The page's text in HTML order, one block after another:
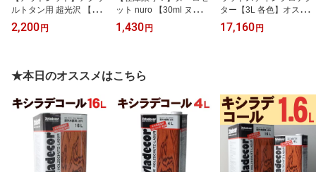
ルトタン用 超光沢 【7L
各色】 カンペハピオ
2,200円
ット nuro 【30ml ヌーロ
5色入】 カンペハピオ
1,430円
ター【3L 各色】オスモ&
エーデル
17,160円
★本日のオススメはこちら